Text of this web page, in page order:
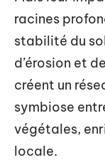
racines
stabilité du
d’érosion et
créent un
symbiose
végétales,
locale.